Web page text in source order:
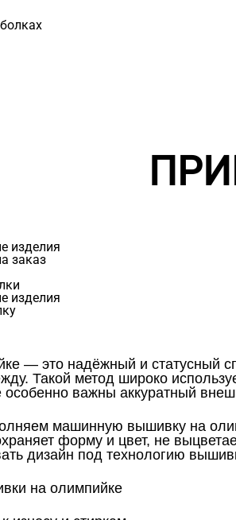
— это надёжный и статусный
Такой метод широко
важны аккуратный
машинную вышивку на
форму и цвет, не
дизайн под технологию
на олимпийке